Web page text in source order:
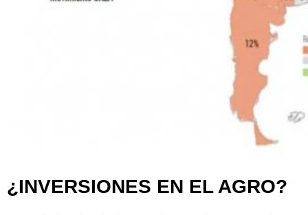
¿INVERSIONES EN EL AGRO?